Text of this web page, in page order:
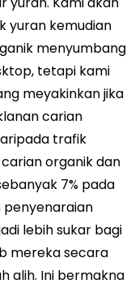
yuran kemudian
menyumbang
tetapi kami
meyakinkan jika
carian
trafik
organik dan
7% pada
penyenaraian
lebih sukar bagi
mereka secara
alih. Ini bermakna